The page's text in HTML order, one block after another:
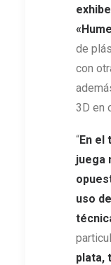
de
con
3D en
“En el
juega
uso
plata,